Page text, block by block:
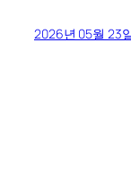
2026년 05월 23